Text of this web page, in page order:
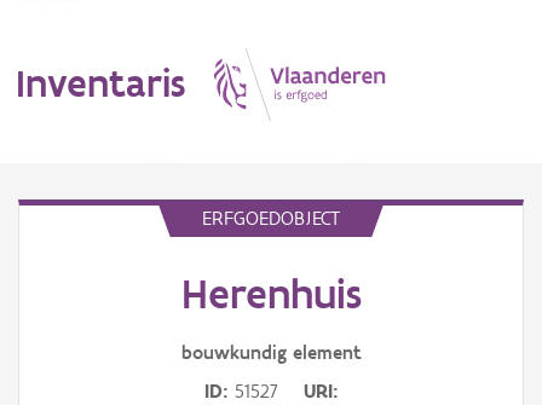
Inventaris
ERFGOEDOBJECT
Herenhuis
bouwkundig element
ID 51527
URI